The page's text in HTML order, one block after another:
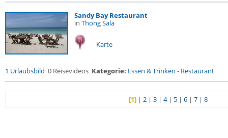
Sandy Bay Restaurant
in Thong Sala
Karte
1 Urlaubsbild 0 Reisevideos Kategorie: Essen & Trinken - Restaurant
[1] |2 |3 |4| 5 |6 |7 |8